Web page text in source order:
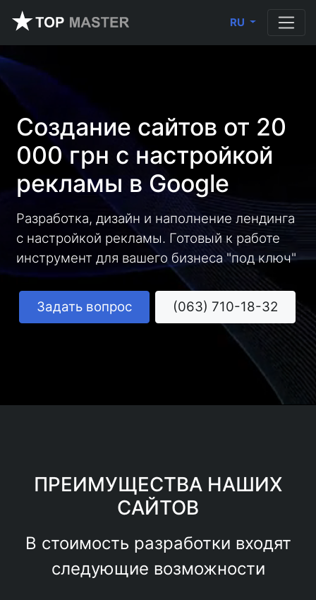
RU
Создание сайтов от 20
000 грн с настройкой
рекламы в Google
Разработка, дизайн и наполнение лендинга
с настройкой рекламы. Готовый к работе
инструмент для вашего бизнеса "под ключ"
Задать вопрос (063) 710-18-32
ПРЕИМУЩЕСТВА НАШИХ
САЙТОВ
В стоимость разработки входят
следующие возможности